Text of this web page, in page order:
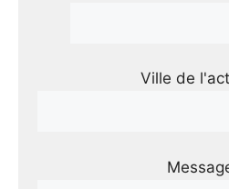
Ville de